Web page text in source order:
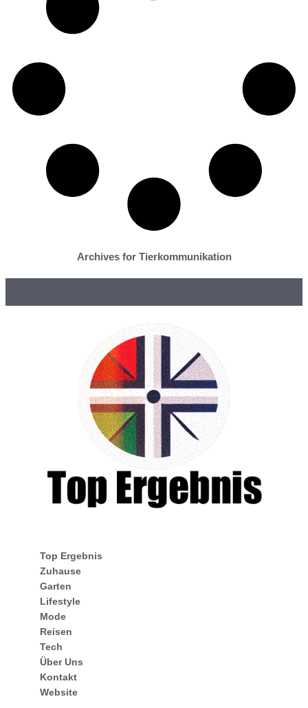
Archives for Tierkommunikation
Top Ergebnis
Zuhause
Garten
Lifestyle
Mode
Reisen
Tech
Über Uns
Kontakt
Website